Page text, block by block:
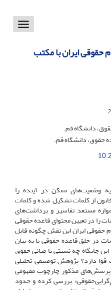
Toggle
ایران با مکتب
2
‌‌دانشگاه قم.
حقوق، ‌‌دانشگاه قم.
وضعیت‌های ممکن در آینده را
از کلمات تشکیل شده و کلمات
مستعد تفاسیر و برداشت‌های
در تعیین محتوای قاعده حقوقی
حقوقی ایران این نقش چگونه قابل
در خلق قاعده حقوقی یا به بیان
جایگاه چه نسبتی با مبانی حقوق
دارد؟ پژوهش توصیفی تحلیلی
مذکور چارچوب مفهومی
بررسی کرده و حدود